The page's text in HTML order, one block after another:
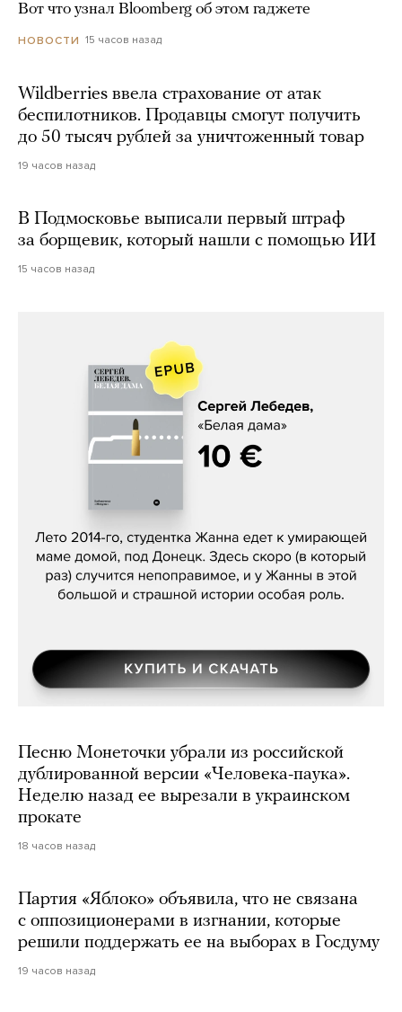
Вот что узнал Bloomberg об этом гаджете
НОВОСТИ 15 часов назад
Wildberries ввела страхование от атак
беспилотников. Продавцы смогут получить
до 50 тысяч рублей за уничтоженный товар
19 часов назад
В Подмосковье выписали первый штраф
за борщевик, который нашли с помощью ИИ
15 часов назад
Сергей Лебедев, «Белая дама»
Песню Монеточки убрали из российской
дублированной версии «Человека-паука».
Неделю назад ее вырезали в украинском
прокате
18 часов назад
Партия «Яблоко» объявила, что не связана
с оппозиционерами в изгнании, которые
решили поддержать ее на выборах в Госдуму
19 часов назад